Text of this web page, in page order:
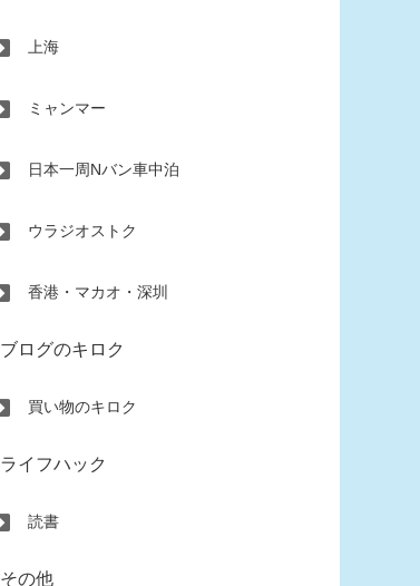
上海
ミャンマー
日本一周Nバン車中泊
ウラジオストク
香港・マカオ・深圳
ブログのキロク
買い物のキロク
ライフハック
読書
その他